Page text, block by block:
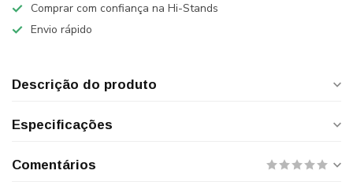
Comprar com confiança na Hi-Stands
Envio rápido
Descrição do produto
Especificações
Comentários